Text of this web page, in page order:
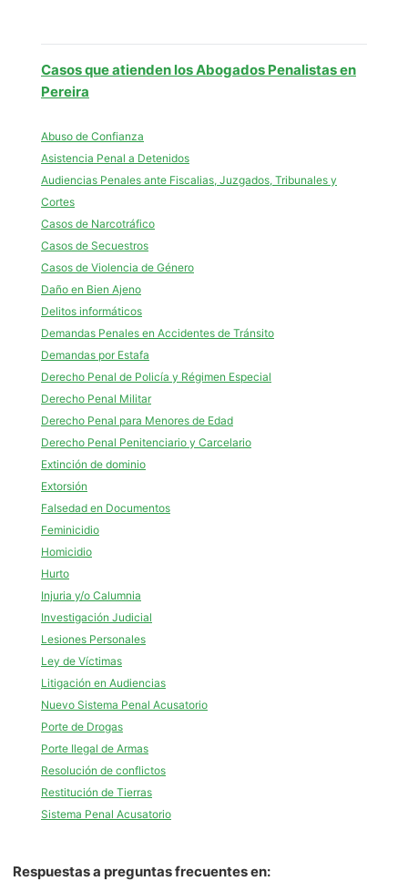
Casos que atienden los Abogados Penalistas en
Pereira
Abuso de Confianza
Asistencia Penal a Detenidos
Audiencias Penales ante Fiscalias, Juzgados, Tribunales y
Cortes
Casos de Narcotráfico
Casos de Secuestros
Casos de Violencia de Género
Daño en Bien Ajeno
Delitos informáticos
Demandas Penales en Accidentes de Tránsito
Demandas por Estafa
Derecho Penal de Policía y Régimen Especial
Derecho Penal Militar
Derecho Penal para Menores de Edad
Derecho Penal Penitenciario y Carcelario
Extinción de dominio
Extorsión
Falsedad en Documentos
Feminicidio
Homicidio
Hurto
Injuria y/o Calumnia
Investigación Judicial
Lesiones Personales
Ley de Víctimas
Litigación en Audiencias
Nuevo Sistema Penal Acusatorio
Porte de Drogas
Porte Ilegal de Armas
Resolución de conflictos
Restitución de Tierras
Sistema Penal Acusatorio
Respuestas a preguntas frecuentes en: